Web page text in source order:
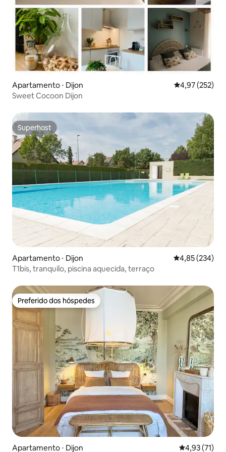
Apartamento ⋅ Dijon 4,97 de uma
4,97 (252)
Sweet Cocoon Dijon
Superhost
Superhost
Apartamento ⋅ Dijon 4,85 de uma
4,85 (234)
T1bis, tranquilo, piscina aquecida, terraço
Preferido dos hóspedes
Preferido dos hóspedes
Apartamento ⋅ Dijon 4,93 de uma
4,93 (71)